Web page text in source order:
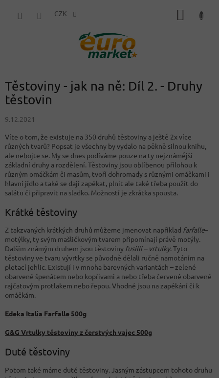
CZK
Těstoviny - jak na ně: Díl 2. - Druhy
těstovin
9.12.2021
Víte o tom, že existuje na 350 druhů těstoviny a ještě 2x více
různých tvarů? Popsat je všechny by vydalo na pěkně silnou knihu,
ale nebojte se. My se dnes podíváme pouze na ty nejznámější
základní druhy a rozdělení. Těstoviny jsou oblíbenou přílohou k
různým omáčkám či masům, tvoří dohromady s různými omáčkami i
hlavní jídlo a také se dají zapékat, plnit ale také třeba použít do
salátu či připravit na sladko. Možností je zkrátka spousta.
Krátké těstoviny
Z takzvaných krátkých druhů můžeme jmenovat například farfalle–
motýlky, ty svým mašličkovým tvarem připomínají právě motýly.
Dalším známým druhem jsou těstoviny fusilli – vrtulky. Tyto
těstoviny ve tvaru vývrtky se původně dělali ručně namotáním na
pletací jehlic. Existují i v mnoha barevných variantách – zelené
obarvené špenátem nebo kopřivami a nebo třeba červené obarvené
rajčatovým protlakem nebo řepou. Vhodné jsou na zapékání či k
omáčkám.
Edeka Italia Farfalle 500g
G&G Vrtulky těstoviny z čerstvých vajec 500g
Duté těstoviny
Potom také máme duté těstoviny. Jasným zástupcem tohoto druhu